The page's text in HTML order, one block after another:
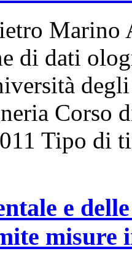
di dati
Corso
Tipo
e
misure